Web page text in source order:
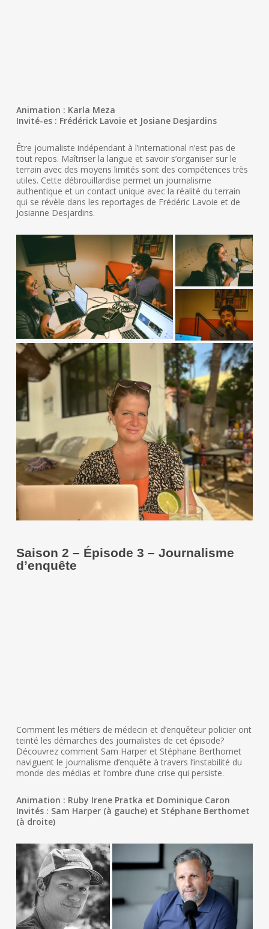
Animation : Karla Meza
Invité-es : Frédérick Lavoie et Josiane Desjardins
Être journaliste indépendant à l’international n’est pas de
tout repos. Maîtriser la langue et savoir s’organiser sur le
terrain avec des moyens limités sont des compétences très
utiles. Cette débrouillardise permet un journalisme
authentique et un contact unique avec la réalité du terrain
qui se révèle dans les reportages de Frédéric Lavoie et de
Josianne Desjardins.
Saison 2 – Épisode 3 – Journalisme
d’enquête
Comment les métiers de médecin et d’enquêteur policier ont
teinté les démarches des journalistes de cet épisode?
Découvrez comment Sam Harper et Stéphane Berthomet
naviguent le journalisme d’enquête à travers l’instabilité du
monde des médias et l’ombre d’une crise qui persiste.
Animation : Ruby Irene Pratka et Dominique Caron
Invités : Sam Harper (à gauche) et Stéphane Berthomet
(à droite)